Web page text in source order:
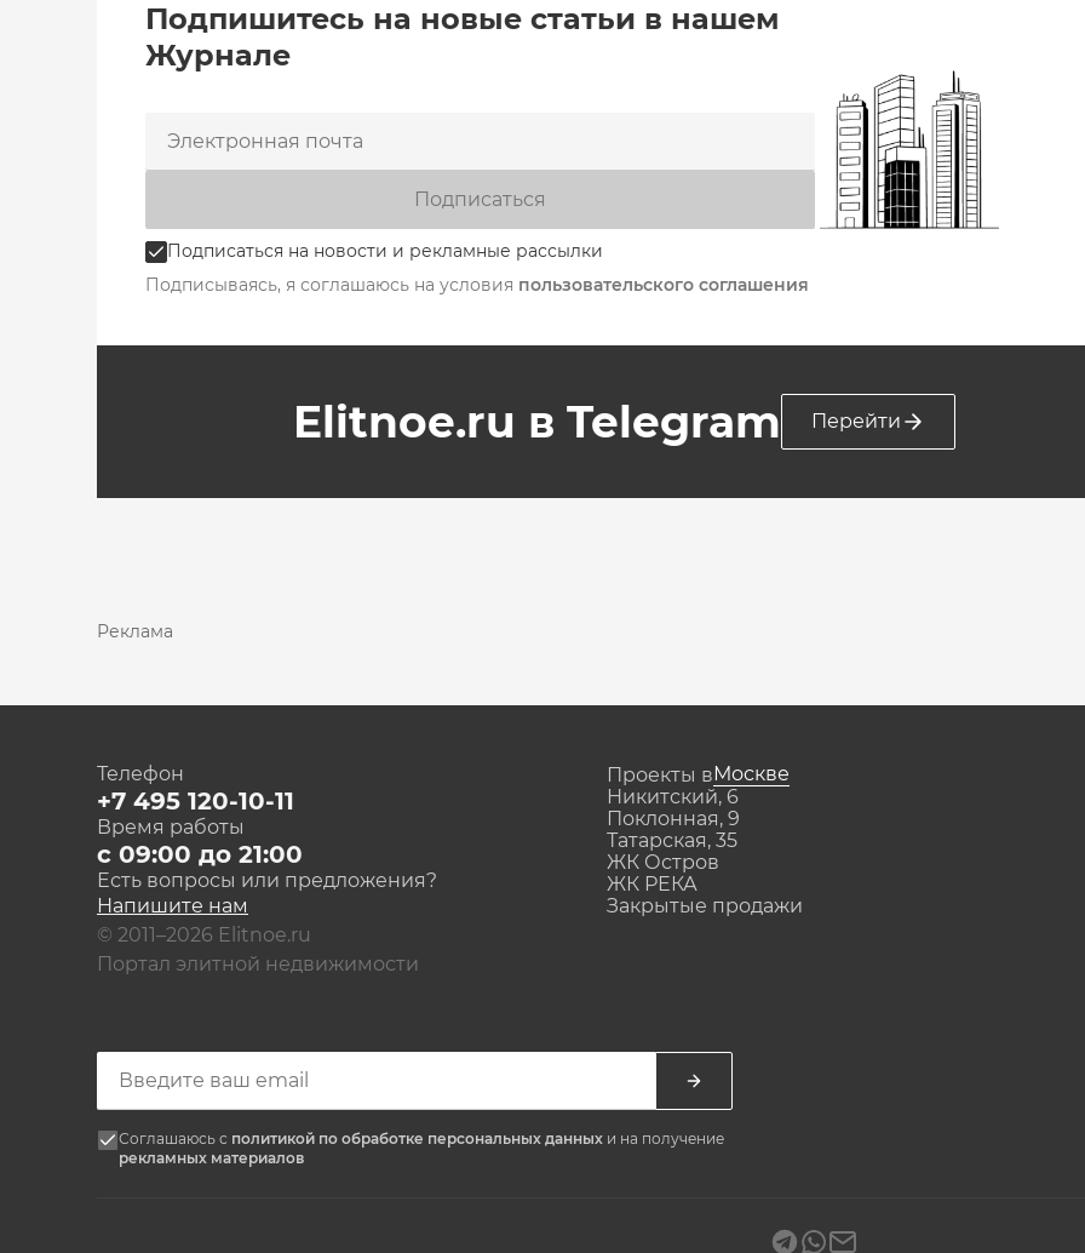
Подпишитесь на новые статьи в нашем
Журнале
Подписаться на новости и рекламные рассылки
Подписаться
Подписываясь, я соглашаюсь на условия пользовательского соглашения
Elitnoe.ru в Telegram Перейти
Реклама
Телефон
+7 495 120-10-11
Время работы
с 09:00 до 21:00
Есть вопросы или предложения?
Напишите нам
© 2011–2026 Elitnoe.ru
Портал элитной недвижимости
Проекты вМоскве
Никитский, 6
Поклонная, 9
Татарская, 35
ЖК Остров
ЖК РЕКА
Закрытые продажи
Соглашаюсь с политикой по обработке персональных данных и на получение
рекламных материалов